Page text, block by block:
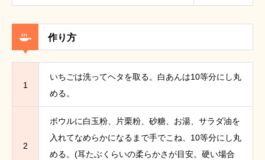
作り方
1
いちごは洗ってヘタを取る。白あんは10等分にし丸
める。
2
ボウルに白玉粉、片栗粉、砂糖、お湯、サラダ油を
入れてなめらかになるまで手でこね、10等分にし丸
める。(耳たぶくらいの柔らかさが目安。硬い場合